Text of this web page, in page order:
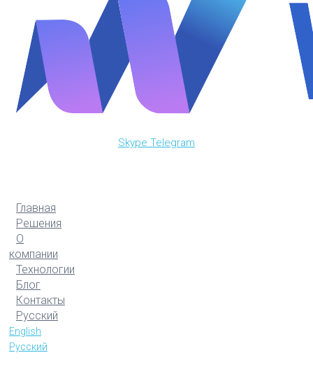
Skype Telegram
Главная
Решения
О
компании
Технологии
Блог
Контакты
Русский
English
Русский